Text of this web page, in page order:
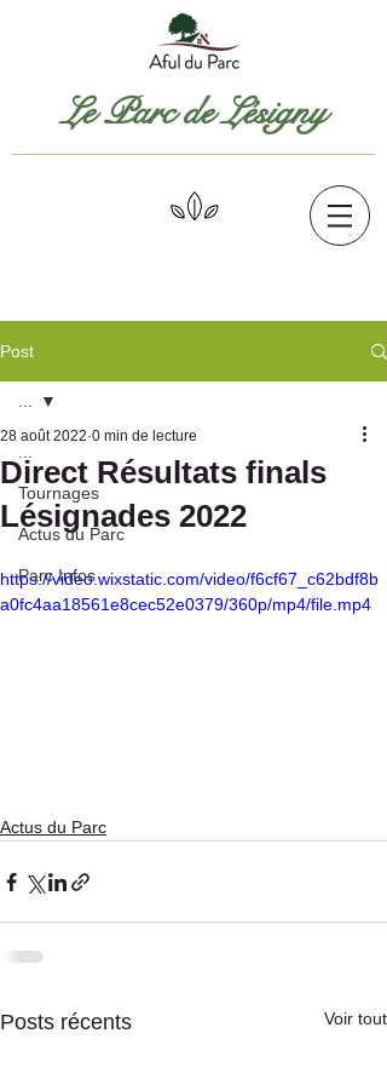
Le Parc de Lésigny
Post
Tournages
Actus du Parc
Parc Infos
Direct Résultats finals
Lésignades 2022
28 août 2022 0 min de lecture
https://video.wixstatic.com/video/f6cf67_c62bdf8b
a0fc4aa18561e8cec52e0379/360p/mp4/file.mp4
Actus du Parc
Posts récents Voir tout